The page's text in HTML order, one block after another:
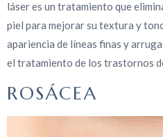
láser es un tratamiento que
piel para mejorar su textura y
apariencia de líneas finas y
el tratamiento de los trastornos
ROSÁCEA